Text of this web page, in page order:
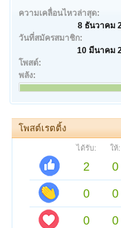
ความเคลื่อนไหวล่าสุด:
8 ธันวาคม
วันที่สมัครสมาชิก:
10 มีนาคม
โพสต์:
พลัง:
โพสต์เรตติ้ง
ได้รับ: ให้:
2
0
0
0
0
0